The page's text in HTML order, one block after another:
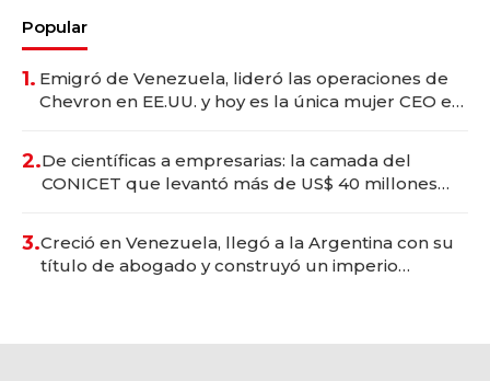
Popular
1. Emigró de Venezuela, lideró las operaciones de
Chevron en EE.UU. y hoy es la única mujer CEO en
2.De científicas a empresarias: la camada del
CONICET que levantó más de US$ 40 millones
3.Creció en Venezuela, llegó a la Argentina con su
título de abogado y construyó un imperio